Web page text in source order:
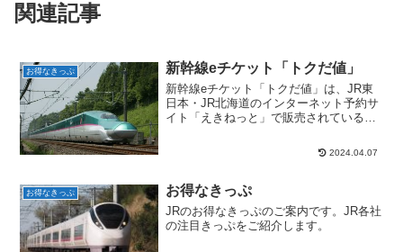
関連記事
お得なきっぷ 新幹線eチケット「トクだ値」
新幹線eチケット「トクだ値」は、JR東
日本・JR北海道のインターネット予約サ
イト「えきねっと」で販売されている割
2024.04.07
お得なきっぷ お得なきっぷ
JRのお得なきっぷのご案内です。JR各社
の注目きっぷをご紹介します。